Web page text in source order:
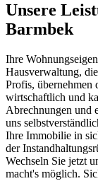
Unsere
Barmbek
Ihre
Hausverwaltung,
Profis, übernehmen
wirtschaftlich und
Abrechnungen und
uns
Ihre Immobilie in
der
Wechseln Sie jetzt
macht's möglich.